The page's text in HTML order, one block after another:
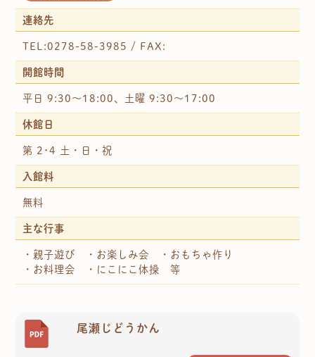
連絡先
TEL:0278-58-3985 / FAX:
開館時間
平日 9:30～18:00、土曜 9:30～17:00
休館日
第 2･4 土・日・祝
入館料
無料
主な行事
・親子遊び ・お楽しみ会 ・おもちゃ作り
・お料理会 ・にこにこ体操 等
尾瀬じどうかん